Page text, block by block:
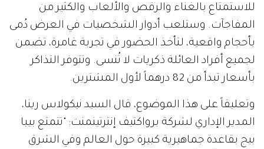
للاستمتاع بالغناء والرقص والألعاب والكثير من
المفاجآت. وستلعب أدوار الشخصيات في العرض دُمى
بأحجام واقعية، لتأخذ الحضور في تجربة غامرة، تضمن
لجميع أفراد العائلة ذكريات لا تُنسى. وتتوفر التذاكر
بأسعار تبدأ من 82 درهماً لأول المشترين.
وتعليقاً على هذا الموضوع، قال السيد نيكولاس رينا،
المدير الإداري لشركة برواكتيف إنترتينمنت: "تتمتع بيبا
بيج بقاعدة جماهيرية كبيرة حول العالم وفي الشرق